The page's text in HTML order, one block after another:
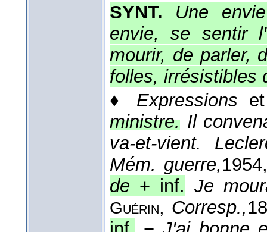
SYNT. Une
envie, se sentir
mourir, de parler,
folles, irrésistibles
♦ Expressions
ministre. Il
va-et-vient.
Mém. guerre,1954
de + inf. Je
Guérin, Corresp.,